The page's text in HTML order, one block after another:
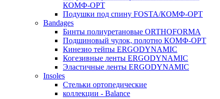
КОМФ-ОРТ
Подушки под спину FOSTA/КОМФ-ОРТ
Bandages
Бинты полиуретановые ORTHOFORMA
Подшиновый чулок, полотно КОМФ-ОРТ
Кинезио тейпы ERGODYNAMIC
Когезивные ленты ERGODYNAMIC
Эластичные ленты ERGODYNAMIC
Insoles
Стельки ортопедические
коллекции - Balance